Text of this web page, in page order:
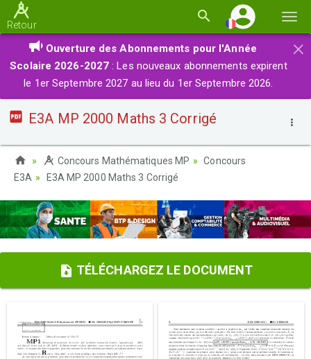
la
Retour
×
Ouverture des Abonnements pour l'Année
Scolaire 2026-2027 : Les nouveaux abonnements expirent
le 1er Septembre 2027 au lieu du 1er Septembre 2026.
E3A MP 2000 Maths 3 Corrigé
Concours Mathématiques MP
Concours
E3A
E3A MP 2000 Maths 3 Corrigé
TÉLÉCHARGEZ LE DOCUMENT